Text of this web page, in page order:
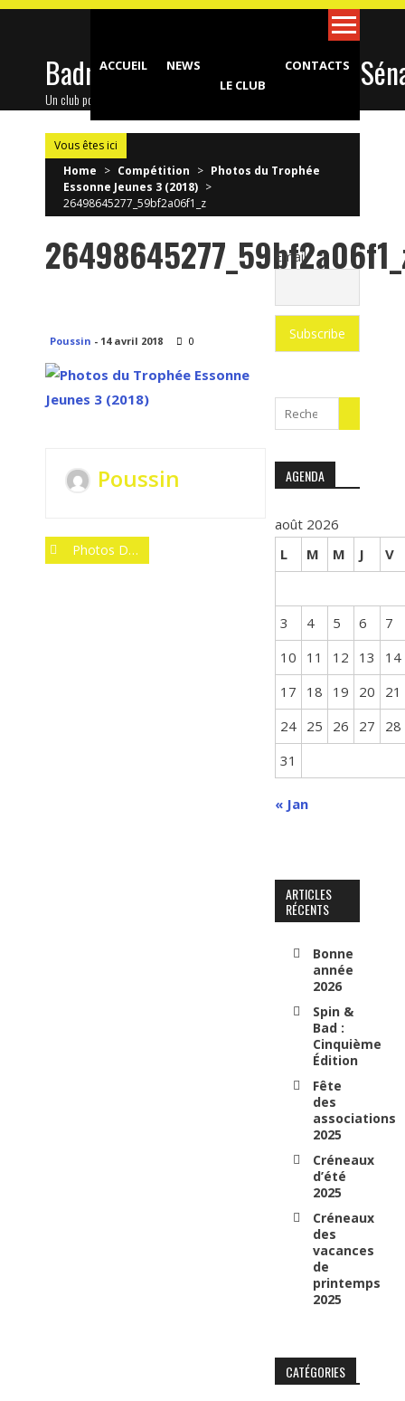
Skip
contentBadminton Club d'Epinay-sous-
Un club pour toute la famille !
ACCUEIL
NEWS
LE CLUB
CONTACTS
Vous êtes ici
Home > Compétition > Photos du Trophée
Essonne Jeunes 3 (2018) >
26498645277_59bf2a06f1_z
Poussin - 14 avril 2018 0
Poussin
PostPhotos Du Trophée Essonne Jeunes 3 (2018)
Email
for:
AGENDA
août 2026
L
M M J V
3 4 5 6
7
10
11 12 13
14
17
18 19 20
21
24 25 26 27
28
31
« Jan
ARTICLES
RÉCENTS
Bonne
année
2026
Spin &
Bad :
Cinquième
Édition
Fête
des
associations
2025
Créneaux
d’été
2025
Créneaux
des
vacances
de
printemps
2025
CATÉGORIES